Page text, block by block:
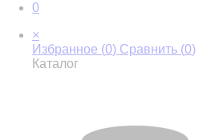
0
×
Избранное (0) Сравнить (0)
Каталог